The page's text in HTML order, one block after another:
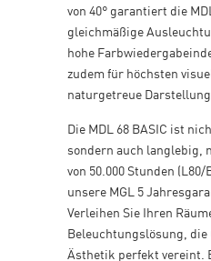
von 40° garantiert die
gleichmäßige
hohe
zudem für höchsten
naturgetreue
Die MDL 68 BASIC ist
sondern auch langlebig,
von 50.000 Stunden
unsere MGL 5
Verleihen Sie Ihren
Beleuchtungslösung,
Ästhetik perfekt vereint.